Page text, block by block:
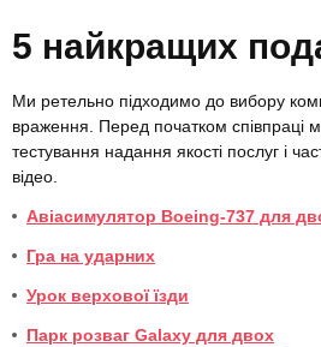
5 найкращих
Ми ретельно підходимо до вибору
враження. Перед початком співпраці
тестування надання якості послуг і
відео.
Авіасимулятор Boeing-737 для
Гра на ударних
Урок верхової їзди
Парк розваг Galaxy для двох